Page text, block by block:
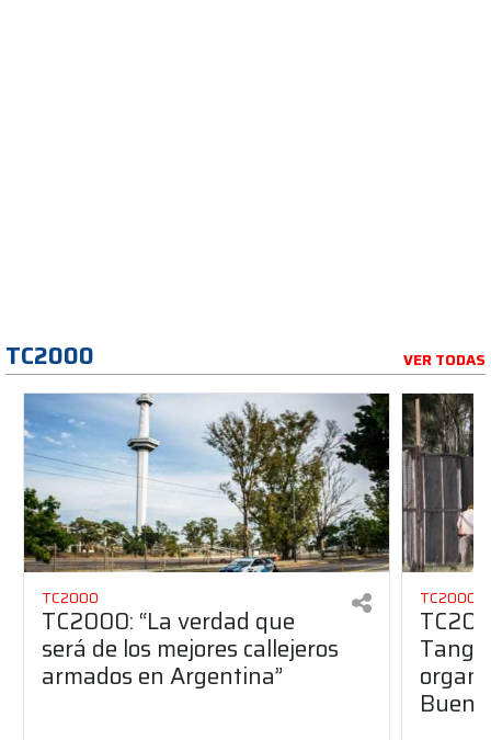
TC2000 VER TODAS
TC2000
TC2000: “La verdad que
será de los mejores callejeros
armados en Argentina”
TC2000